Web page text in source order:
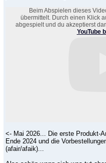
Beim Abspielen dieses
übermittelt. Durch einen Klick
abgespielt und du akzeptierst
YouTube
<- Mai 2026... Die erste Produkt-
Ende 2024 und die
(afair/afaik)...